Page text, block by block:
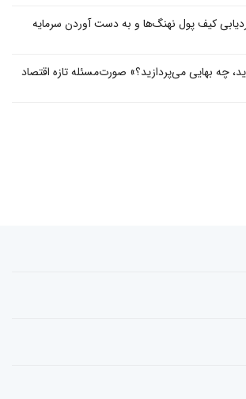
ردیابی کیف پول‌ نهنگ‌ها و به دست آوردن سرمایه
چه بهایی می‌پردازید؟» صورت‌مسئله تازه اقتصاد